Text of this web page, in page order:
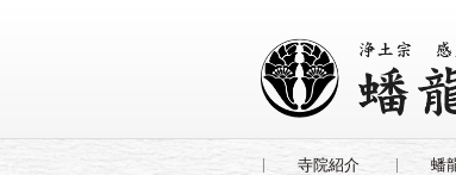
寺院紹介 蟠